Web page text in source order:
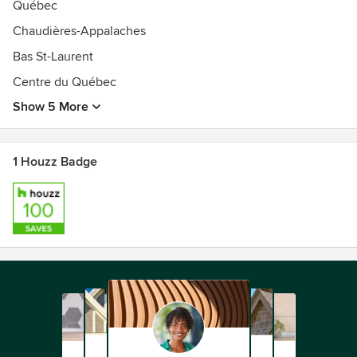
•Une expérience qui remonte à notre fondation en 1940.
Vivez l’expérience Maçonnex et transformez votre univers.
Québec
Chaudières-Appalaches
Bas St-Laurent
Centre du Québec
Show 5 More
1 Houzz Badge